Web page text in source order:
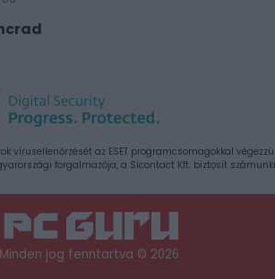
vírusellenőrzését az ESET programcsomagokkal
forgalmazója, a Sicontact Kft. biztosít
Minden jog fenntartva © 2026